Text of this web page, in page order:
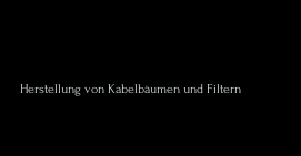
Herstellung von Kabelbäumen und Filtern